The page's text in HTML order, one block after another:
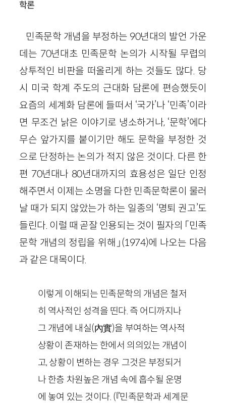
학론
민족문학 개념을 부정하는 90년대의 발언 가운
데는 70년대초 민족문학 논의가 시작될 무렵의
상투적인 비판을 떠올리게 하는 것들도 많다. 당
시 미국 학계 주도의 근대화 담론에 편승했듯이
요즘의 세계화 담론에 들떠서 ‘국가’나 ‘민족’이라
면 무조건 낡은 이야기로 냉소하거나, ‘문학’에다
무슨 앞가지를 붙이기만 해도 문학을 부정한 것
으로 단정하는 논의가 적지 않은 것이다. 다른 한
편 70년대나 80년대까지의 효용성은 일단 인정
해주면서 이제는 소명을 다한 민족문학론이 물러
날 때가 되지 않았는가 하는 일종의 ‘명퇴 권고’도
들린다. 이럴 때 곧잘 인용되는 것이 필자의 「민족
문학 개념의 정립을 위해」(1974)에 나오는 다음
과 같은 대목이다.
이렇게 이해되는 민족문학의 개념은 철저
히 역사적인 성격을 띤다. 즉 어디까지나
그 개념에 내실(內實)을 부여하는 역사적
상황이 존재하는 한에서 의의있는 개념이
고, 상황이 변하는 경우 그것은 부정되거
나 한층 차원높은 개념 속에 흡수될 운명
에 놓여 있는 것이다. (『민족문학과 세계문